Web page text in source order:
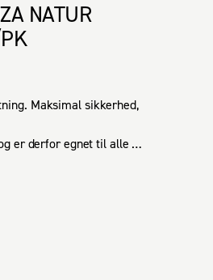
NATUR
Maksimal sikkerhed,
er derfor egnet til alle
Gulvet har en høj